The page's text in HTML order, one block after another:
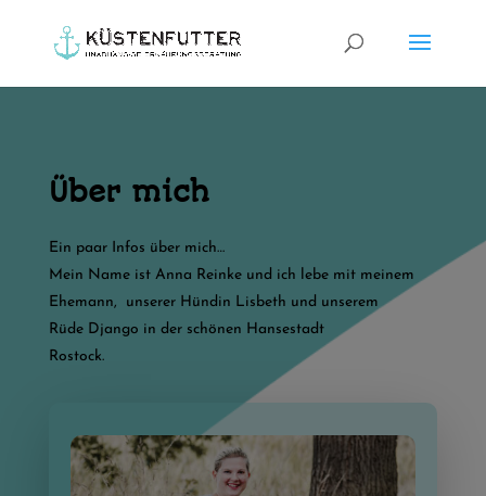
Über mich
Ein paar Infos über mich…
Mein Name ist Anna Reinke und ich lebe mit meinem
Ehemann, unserer Hündin Lisbeth und unserem
Rüde Django in der schönen Hansestadt
Rostock.